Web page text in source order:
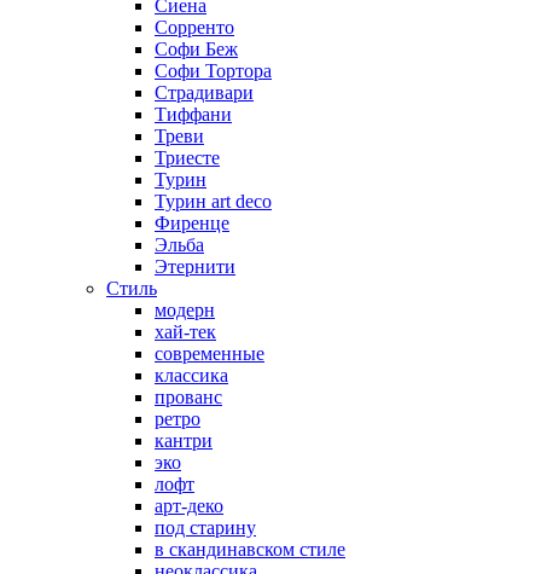
Сиена
Сорренто
Софи Беж
Софи Тортора
Страдивари
Тиффани
Треви
Триесте
Турин
Турин art deco
Фиренце
Эльба
Этернити
Стиль
модерн
хай-тек
современные
классика
прованс
ретро
кантри
эко
лофт
арт-деко
под старину
в скандинавском стиле